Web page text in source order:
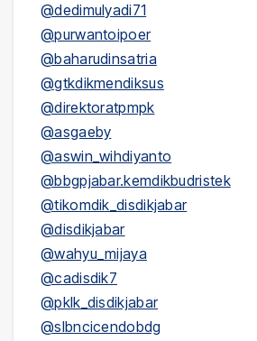
@dedimulyadi71
@purwantoipoer
@baharudinsatria
@gtkdikmendiksus
@direktoratpmpk
@asgaeby
@aswin_wihdiyanto
@bbgpjabar.kemdikbudristek
@tikomdik_disdikjabar
@disdikjabar
@wahyu_mijaya
@cadisdik7
@pklk_disdikjabar
@slbncicendobdg